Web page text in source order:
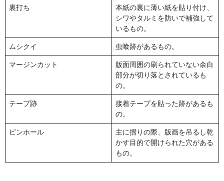
裏打ち
本紙の裏に薄い紙を貼り付け、
シワやタルミを防いで補強して
いるもの。
ムシクイ 虫喰跡があるもの。
マージンカット
版面周囲の刷られていない余白
部分が切り落とされているも
の。
テープ跡
接着テープを貼った跡があるも
の。
ピンホール
主に摺りの際、版画を吊るし乾
かす目的で開けられた穴がある
もの。